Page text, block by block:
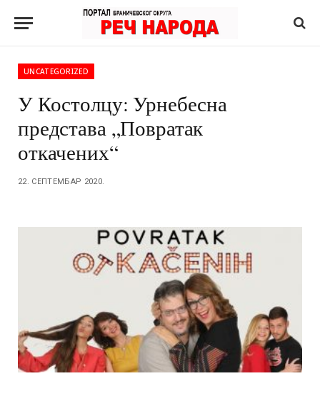
UNCATEGORIZED
У Костолцу: Урнебесна
представа „Повратак
откачених“
22. СЕПТЕМБАР 2020.